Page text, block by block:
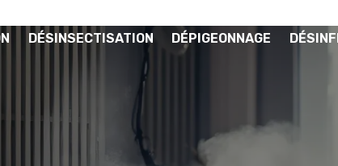
DÉSINSECTISATION DÉPIGEONNAGE